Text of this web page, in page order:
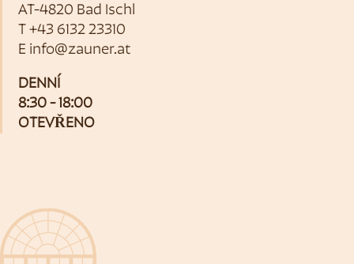
AT-4820 Bad Ischl
T +43 6132 23310
E info@zauner.at
DENNÍ
8:30 - 18:00
OTEVŘENO